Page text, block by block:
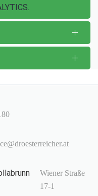
Wiener Straße
17-1